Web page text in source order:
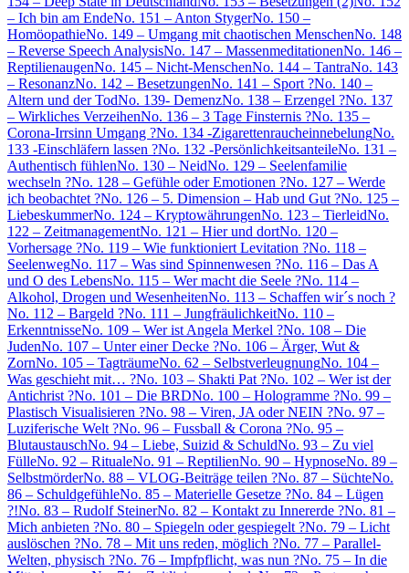
– Ich bin am EndeNo. 151 – Anton StygerNo. 150 –
HomöopathieNo. 149 – Umgang mit chaotischen MenschenNo. 148
– Reverse Speech AnalysisNo. 147 – MassenmeditationenNo. 146 –
ReptilienaugenNo. 145 – Nicht-MenschenNo. 144 – TantraNo. 143
– ResonanzNo. 142 – BesetzungenNo. 141 – Sport ?No. 140 –
Altern und der TodNo. 139- DemenzNo. 138 – Erzengel ?No. 137
– Wirkliches VerzeihenNo. 136 – 3 Tage Finsternis ?No. 135 –
Corona-Irrsinn Umgang ?No. 134 -ZigarettenraucheinnebelungNo.
133 -Einschläfern lassen ?No. 132 -PersönlichkeitsanteileNo. 131 –
Authentisch fühlenNo. 130 – NeidNo. 129 – Seelenfamilie
wechseln ?No. 128 – Gefühle oder Emotionen ?No. 127 – Werde
ich beobachtet ?No. 126 – 5. Dimension – Hab und Gut ?No. 125 –
LiebeskummerNo. 124 – KryptowährungenNo. 123 – TierleidNo.
122 – ZeitmanagementNo. 121 – Hier und dortNo. 120 –
Vorhersage ?No. 119 – Wie funktioniert Levitation ?No. 118 –
SeelenwegNo. 117 – Was sind Spinnenwesen ?No. 116 – Das A
und O des LebensNo. 115 – Wer macht die Seele ?No. 114 –
Alkohol, Drogen und WesenheitenNo. 113 – Schaffen wir´s noch ?
No. 112 – Bargeld ?No. 111 – JungfräulichkeitNo. 110 –
ErkenntnisseNo. 109 – Wer ist Angela Merkel ?No. 108 – Die
JudenNo. 107 – Unter einer Decke ?No. 106 – Ärger, Wut &
ZornNo. 105 – TagträumeNo. 62 – SelbstverleugnungNo. 104 –
Was geschieht mit… ?No. 103 – Shakti Pat ?No. 102 – Wer ist der
Antichrist ?No. 101 – Die BRDNo. 100 – Hologramme ?No. 99 –
Plastisch Visualisieren ?No. 98 – Viren, JA oder NEIN ?No. 97 –
Luziferische Welt ?No. 96 – Fussball & Corona ?No. 95 –
BlutaustauschNo. 94 – Liebe, Suizid & SchuldNo. 93 – Zu viel
FülleNo. 92 – RitualeNo. 91 – ReptilienNo. 90 – HypnoseNo. 89 –
SelbstmörderNo. 88 – VLOG-Beiträge teilen ?No. 87 – SüchteNo.
86 – SchuldgefühleNo. 85 – Materielle Gesetze ?No. 84 – Lügen
?!No. 83 – Rudolf SteinerNo. 82 – Kontakt zu Innererde ?No. 81 –
Mich anbieten ?No. 80 – Spiegeln oder gespiegelt ?No. 79 – Licht
auslöschen ?No. 78 – Mit uns reden, möglich ?No. 77 – Parallel-
Welten, physisch ?No. 76 – Impfpflicht, was nun ?No. 75 – In die